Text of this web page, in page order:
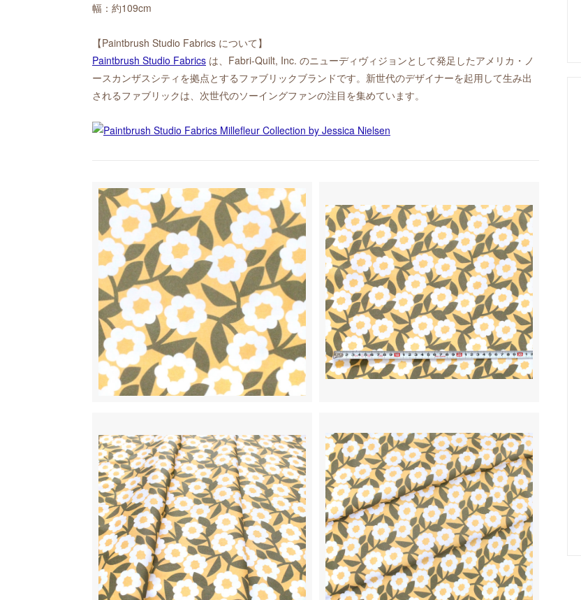
幅：約109cm
【Paintbrush Studio Fabrics について】
Paintbrush Studio Fabrics は、Fabri-Quilt, Inc. のニューディヴィジョンとして発足したアメリカ・ノ
ースカンザスシティを拠点とするファブリックブランドです。新世代のデザイナーを起用して生み出
されるファブリックは、次世代のソーイングファンの注目を集めています。